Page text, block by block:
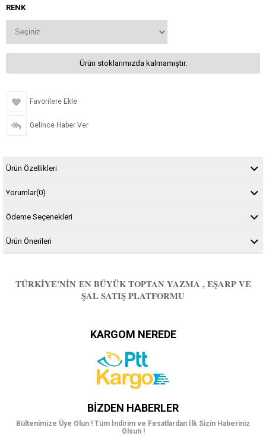
RENK
Ürün stoklarımızda kalmamıştır.
Favorilere Ekle
Gelince Haber Ver
Ürün Özellikleri
Yorumlar(0)
Ödeme Seçenekleri
Ürün Önerileri
TÜRKIYE'NIN EN BÜYÜK TOPTAN YAZMA , EŞARP VE
ŞAL SATIŞ PLATFORMU
KARGOM NEREDE
BIZDEN HABERLER
Bültenimize Üye Olun ! Tüm İndirim ve Fırsatlardan İlk Sizin Haberiniz
Olsun !